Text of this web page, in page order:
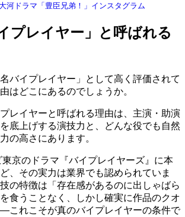
河ドラマ「豊臣兄弟！」インスタグラム
プレイヤー」と呼ばれる
バイプレイヤー」として高く評価されて
はどこにあるのでしょうか。
レイヤーと呼ばれる理由は、主演・助演
底上げする演技力と、どんな役でも自然
の高さにあります。
京のドラマ『バイプレイヤーズ』に本
、その実力は業界でも認められていま
の特徴は「存在感があるのに出しゃばら
食うことなく、しかし確実に作品のクオ
これこそが真のバイプレイヤーの条件で